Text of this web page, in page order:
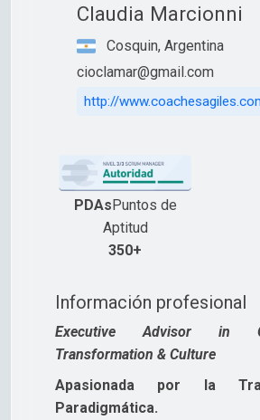
Claudia Marcionni
Cosquin, Argentina
cioclamar@gmail.com
http://
PDAsPuntos de
Aptitud
350+
Información profesional
Executive Advisor in
Transformation & Culture
Apasionada por la
Paradigmática.